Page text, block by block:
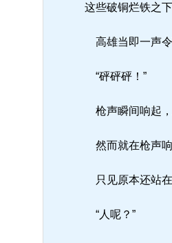
这些破铜烂铁之
高雄当即一声令
“砰砰砰！”
枪声瞬间响起，
然而就在枪声响
只见原本还站在
“人呢？”